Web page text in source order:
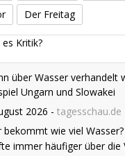
Der Freitag
über Wasser verhandelt
Ungarn und Slowakei
2026-tagesschau.de
bekommt wie viel Wasser?
immer häufiger über die
Mengen verhandelt
das sein kann, zeigen